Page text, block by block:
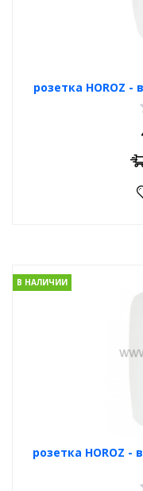
розетка HOROZ -
розетка HOROZ -
В НАЛИЧИИ